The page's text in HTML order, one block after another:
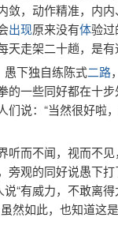
，动作精准，内内
出现原来没有体验过
走架二十趟，是有
下独自练陈式二路
的一些同好都在十
们说：“当然很好啦
听而不闻，视而不
旁观的同好说愚下打
“有威力，不敢离
然如此，也知道这